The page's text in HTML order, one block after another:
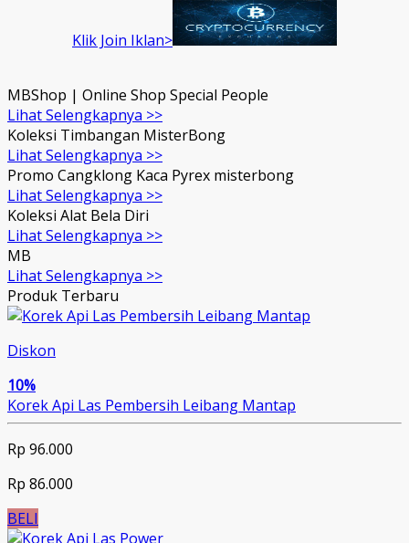
Klik Join Iklan>
MBShop | Online Shop Special People
Lihat Selengkapnya >>
Koleksi Timbangan MisterBong
Lihat Selengkapnya >>
Promo Cangklong Kaca Pyrex misterbong
Lihat Selengkapnya >>
Koleksi Alat Bela Diri
Lihat Selengkapnya >>
MB
Lihat Selengkapnya >>
Produk Terbaru
Diskon
10%
Korek Api Las Pembersih Leibang Mantap
Rp 96.000
Rp 86.000
BELI